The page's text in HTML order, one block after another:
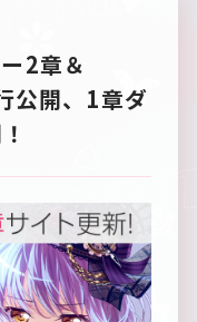
2章＆
公開、1章ダ